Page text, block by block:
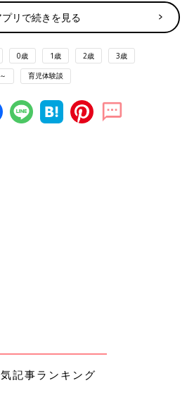
プリで続きを見る
0歳 1歳 2歳 3歳
育児体験談
記事ランキング